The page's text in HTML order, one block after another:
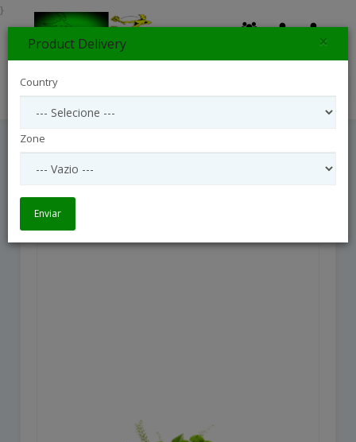
Adoree
}
Product Delivery ×
Country
Zone
Enviar